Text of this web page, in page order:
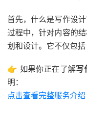
首先，什么是写作设
过程中，针对内容的
划和设计。它不仅包括
👉 如果你正在了解写
明：
点击查看完整服务介绍